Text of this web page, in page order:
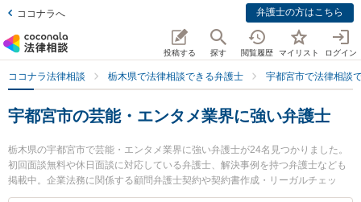
ココナラへ 弁護士の方はこちら
投稿する 探す 閲覧履歴 マイリスト ログイン
ココナラ法律相談 栃木県で法律相談できる弁護士 宇都宮市で法律相談
宇都宮市の芸能・エンタメ業界に強い弁護士
栃木県の宇都宮市で芸能・エンタメ業界に強い弁護士が24名見つかりました。
初回面談無料や休日面談に対応している弁護士、解決事例を持つ弁護士なども
掲載中。企業法務に関係する顧問弁護士契約や契約書作成・リーガルチェッ
ク、雇用契約書・就業規則作成等の細かな分野での絞り込み検索もでき便利で